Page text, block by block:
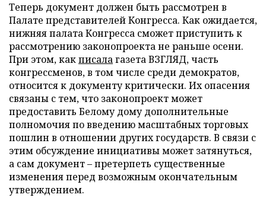
Теперь документ должен быть рассмотрен в
Палате представителей Конгресса. Как ожидается,
нижняя палата Конгресса сможет приступить к
рассмотрению законопроекта не раньше осени.
При этом, какписалагазета ВЗГЛЯД, часть
конгрессменов, в том числе среди демократов,
относится к документу критически. Их опасения
связаны с тем, что законопроект может
предоставить Белому дому дополнительные
полномочия по введению масштабных торговых
пошлин в отношении других государств. В связи с
этим обсуждение инициативы может затянуться,
а сам документ – претерпеть существенные
изменения перед возможным окончательным
утверждением.